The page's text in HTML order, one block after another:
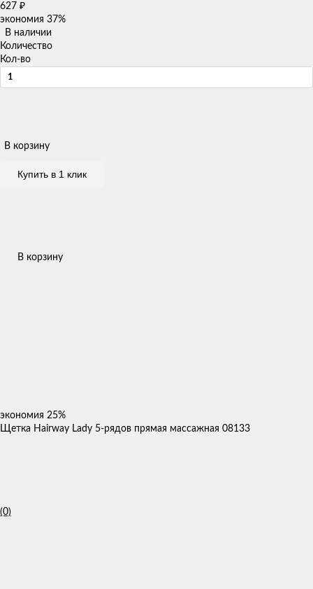
627 ₽
экономия 37%
В наличии
Количество
Кол-во
В корзину
Купить в 1 клик
В корзину
экономия 25%
Щетка Hairway Lady 5-рядов прямая массажная 08133
(0)